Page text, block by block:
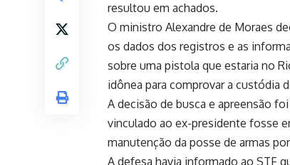
resultou em achados.
O ministro Alexandre de Moraes
os dados dos registros e as
sobre uma pistola que estaria no
idônea para comprovar a custódia
A decisão de busca e apreensão
vinculado ao ex-presidente fosse
manutenção da posse de armas
A defesa havia informado ao STF